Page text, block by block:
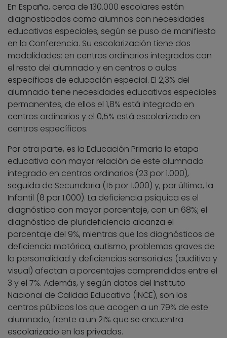
En España, cerca de 130.000 escolares están
diagnosticados como alumnos con necesidades
educativas especiales, según se puso de manifiesto
en la Conferencia. Su escolarización tiene dos
modalidades: en centros ordinarios integrados con
el resto del alumnado y en centros o aulas
específicas de educación especial. El 2,3% del
alumnado tiene necesidades educativas especiales
permanentes, de ellos el 1,8% está integrado en
centros ordinarios y el 0,5% está escolarizado en
centros específicos.
Por otra parte, es la Educación Primaria la etapa
educativa con mayor relación de este alumnado
integrado en centros ordinarios (23 por 1.000),
seguida de Secundaria (15 por 1.000) y, por último, la
Infantil (8 por 1.000). La deficiencia psíquica es el
diagnóstico con mayor porcentaje, con un 68%; el
diagnóstico de plurideficiencia alcanza el
porcentaje del 9%, mientras que los diagnósticos de
deficiencia motórica, autismo, problemas graves de
la personalidad y deficiencias sensoriales (auditiva y
visual) afectan a porcentajes comprendidos entre el
3 y el 7%. Además, y según datos del Instituto
Nacional de Calidad Educativa (INCE), son los
centros públicos los que acogen a un 79% de este
alumnado, frente a un 21% que se encuentra
escolarizado en los privados.